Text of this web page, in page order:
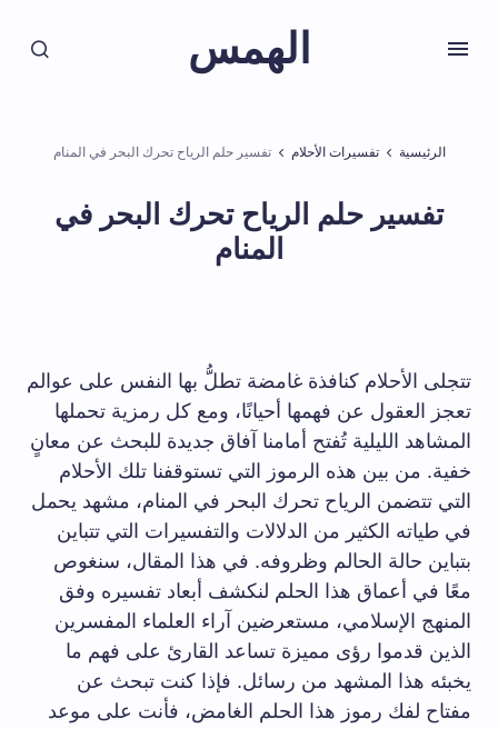
الهمس
الرئيسية تفسيرات الأحلام تفسير حلم الرياح تحرك البحر في المنام
تفسير حلم الرياح تحرك البحر في
المنام
تتجلى الأحلام كنافذة غامضة تطلُّ بها النفس على عوالم
تعجز العقول عن فهمها أحيانًا، ومع كل رمزية تحملها
المشاهد الليلية تُفتح أمامنا آفاق جديدة للبحث عن معانٍ
خفية. من بين هذه الرموز التي تستوقفنا تلك الأحلام
التي تتضمن الرياح تحرك البحر في المنام، مشهد يحمل
في طياته الكثير من الدلالات والتفسيرات التي تتباين
بتباين حالة الحالم وظروفه. في هذا المقال، سنغوص
معًا في أعماق هذا الحلم لنكشف أبعاد تفسيره وفق
المنهج الإسلامي، مستعرضين آراء العلماء المفسرين
الذين قدموا رؤى مميزة تساعد القارئ على فهم ما
يخبئه هذا المشهد من رسائل. فإذا كنت تبحث عن
مفتاح لفك رموز هذا الحلم الغامض، فأنت على موعد